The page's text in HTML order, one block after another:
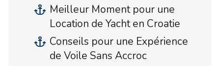
Meilleur Moment pour une
Location de Yacht en Croatie
Conseils pour une Expérience
de Voile Sans Accroc